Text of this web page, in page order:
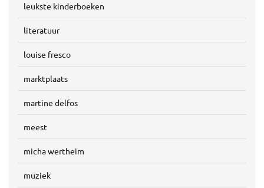
leukste kinderboeken
literatuur
louise fresco
marktplaats
martine delfos
meest
micha wertheim
muziek